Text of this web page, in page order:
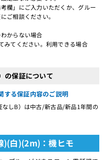
欄」にご入力いただくか、グルー
ご相談ください。
からない場合
てください。利用できる場合
の保証について
する保証内容のご説明
しB）は中古/新古品/新品1年間の
)(白)(2m)：機ヒモ